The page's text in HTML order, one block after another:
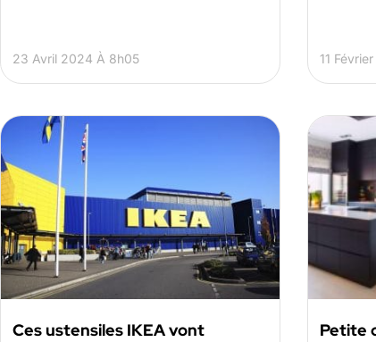
23 Avril 2024 À 8h05 11
Ces ustensiles IKEA vont
Petite